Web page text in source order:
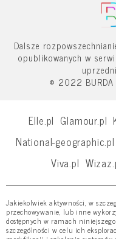
Dalsze
opublikowanych w
© 2022 BURDA
Elle.pl Glamour.pl
National-geographic.pl
Viva.pl
Jakiekolwiek aktywności, w
przechowywanie, lub inne
dostępnych w ramach
szczególności w celu ich